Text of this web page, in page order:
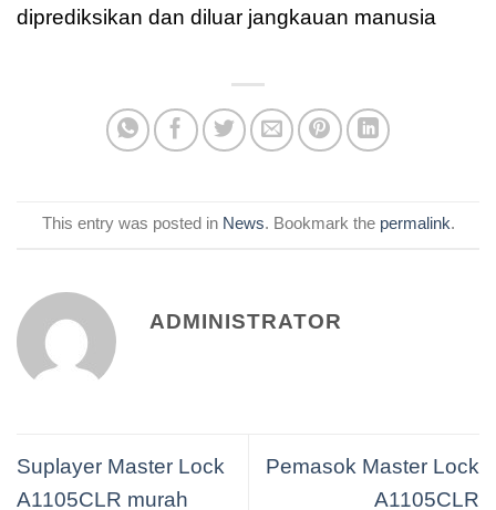
diprediksikan dan diluar jangkauan manusia
This entry was posted in News. Bookmark the permalink.
ADMINISTRATOR
Suplayer Master Lock
A1105CLR murah
Pemasok Master Lock
A1105CLR